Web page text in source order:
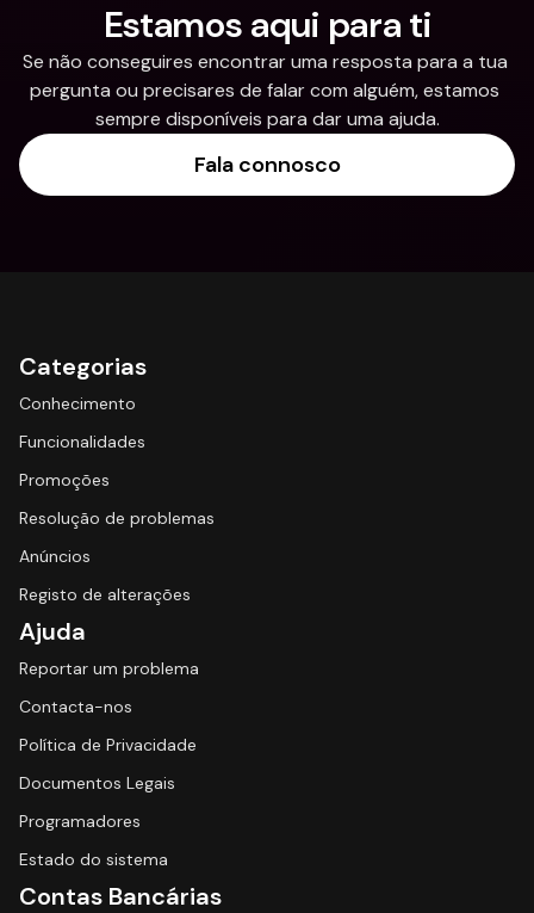
Estamos aqui para ti
Se não conseguires encontrar uma resposta para a tua
pergunta ou precisares de falar com alguém, estamos
sempre disponíveis para dar uma ajuda.
Fala connosco
Categorias
Conhecimento
Funcionalidades
Promoções
Resolução de problemas
Anúncios
Registo de alterações
Ajuda
Reportar um problema
Contacta-nos
Política de Privacidade
Documentos Legais
Programadores
Estado do sistema
Contas Bancárias